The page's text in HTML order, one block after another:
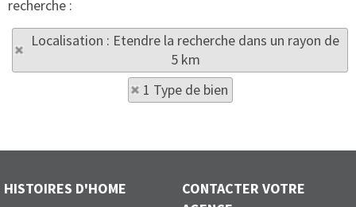
recherche :
Localisation : Etendre la recherche dans un rayon de
5 km
1 Type de bien
HISTOIRES D'HOME
CONTACTER VOTRE